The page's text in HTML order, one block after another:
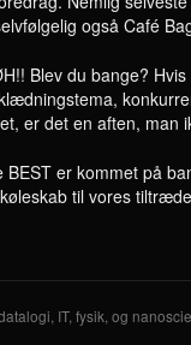
også Café
Blev du bange? Hvis
er det en aften, man
BEST er kommet på
til vores
IT, fysik, og